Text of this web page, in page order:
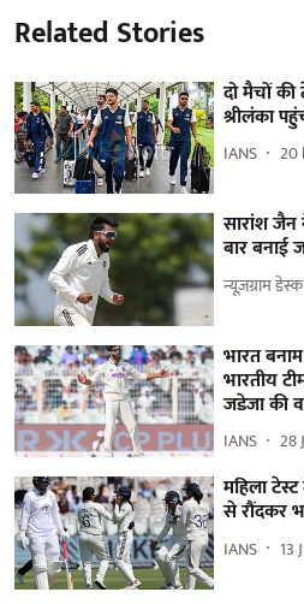
Related Stories
दो मैचों
श्रीलंका
IANS 20
सारांश जैन
बार बनाई
न्यूज़ग्राम डेस्क
भारत
भारतीय
जडेजा की
IANS 28
महिला
से रौंदकर
IANS 13